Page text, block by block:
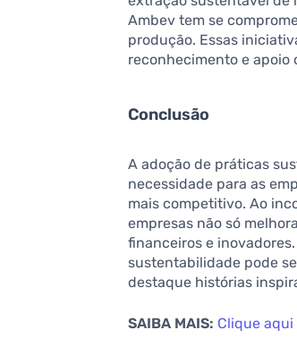
Ambev tem se
produção. Essas
reconhecimento e apoio
Conclusão
A adoção de práticas
necessidade para as
mais competitivo. Ao
empresas não só
financeiros e
sustentabilidade pode
destaque histórias
SAIBA MAIS: Clique